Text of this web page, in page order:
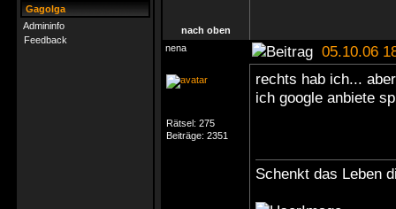
Gagolga
Admininfo
Feedback
nach oben
nena
05.10.06
Rätsel: 275
Beiträge: 2351
rechts hab ich...
ich google anbiete
Schenkt das Leben